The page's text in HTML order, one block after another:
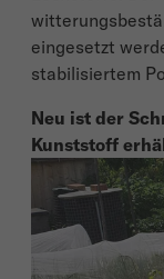
eingesetzt
stabilisiertem
Neu ist der
Kunststoff